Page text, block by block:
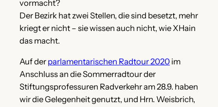
vormacht?
Der Bezirk hat zwei Stellen, die sind besetzt, mehr
kriegt er nicht – sie wissen auch nicht, wie XHain
das macht.
Auf der parlamentarischen Radtour 2020 im
Anschluss an die Sommerradtour der
Stiftungsprofessuren Radverkehr am 28.9. haben
wir die Gelegenheit genutzt, und Hrn. Weisbrich,